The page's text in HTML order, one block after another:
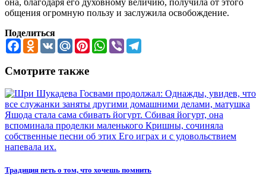
общения огромную пользу и заслужила освобождение.
Поделиться
FacebookOdnoklassniki
VK Mail.RuPinterestWhatsApp
Viber
Смотрите также
Традиция петь о том, что хочешь помнить